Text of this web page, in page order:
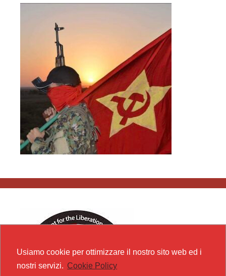
Usiamo cookie per ottimizzare il nostro sito web ed i
nostri servizi. Cookie Policy